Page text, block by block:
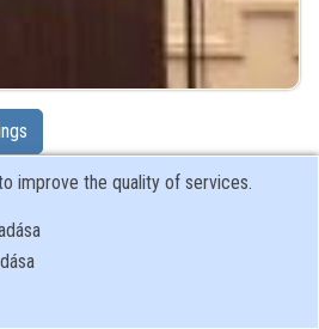
improve the quality of services.